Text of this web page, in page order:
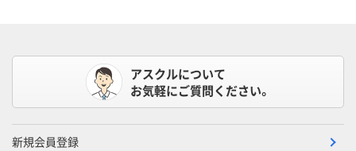
アスクルについて
お気軽にご質問ください。
新規会員登録